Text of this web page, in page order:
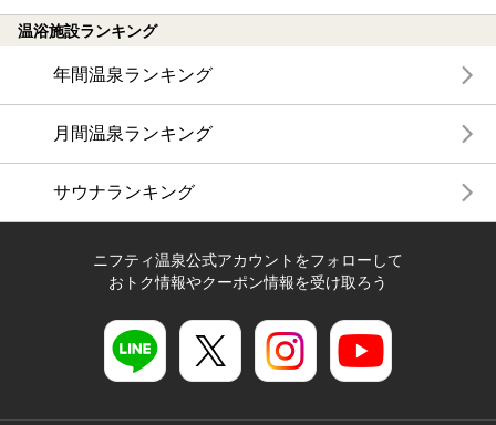
温浴施設ランキング
年間温泉ランキング
月間温泉ランキング
サウナランキング
ニフティ温泉公式アカウントをフォローして
おトク情報やクーポン情報を受け取ろう